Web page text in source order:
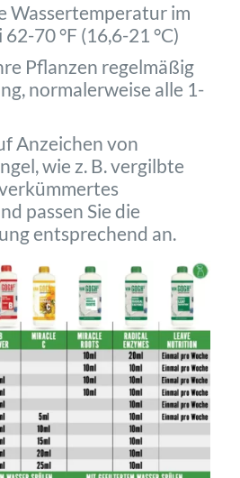
Wassertemperatur im
70 °F (16,6-21 °C)
Pflanzen regelmäßig
normalerweise alle 1-
Anzeichen von
wie z. B. vergilbte
passen Sie die
entsprechend an.